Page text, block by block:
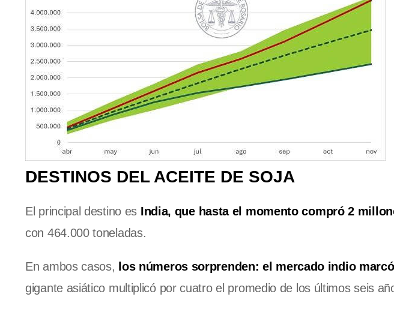
DESTINOS DEL ACEITE DE SOJA
El principal destino es India, que hasta el momento compró 2
con 464.000 toneladas.
En ambos casos, los números sorprenden: el mercado indio
gigante asiático multiplicó por cuatro el promedio de los últimos seis